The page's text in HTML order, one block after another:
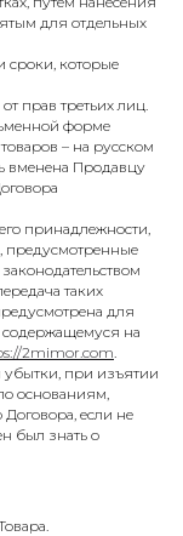
для отдельных
сроки, которые
прав третьих лиц.
форме
– на русском
вменена Продавцу
принадлежности,
предусмотренные
таких
для
содержащемуся на
2mimor.com.
убытки, при изъятии
основаниям,
если не
был знать о